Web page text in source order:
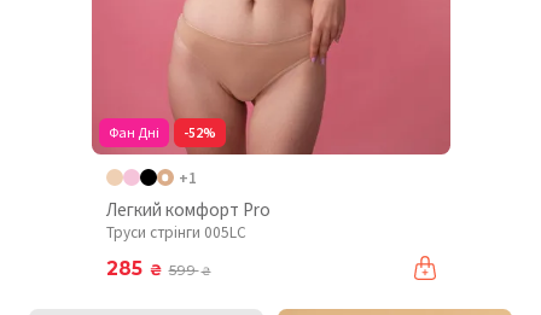
Фан Дні -52%
+1
Легкий комфорт Pro
Труси стрінги 005LC
285 ₴ 599₴